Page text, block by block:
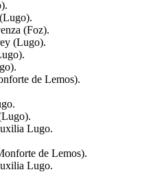
(Foz).
(Lugo).
de Lemos).
Lugo.
de Lemos).
Lugo.